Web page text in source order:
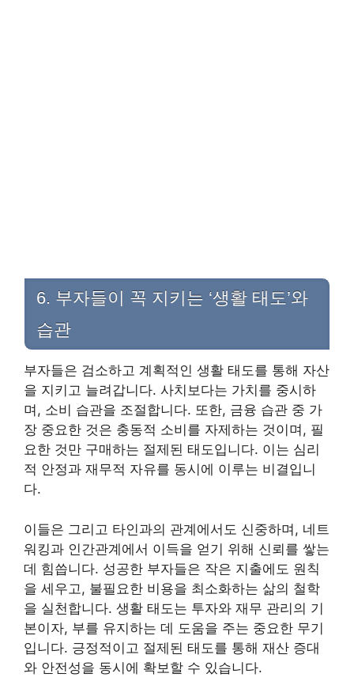
6. 부자들이 꼭 지키는 ‘생활 태도’와
습관
부자들은 검소하고 계획적인 생활 태도를 통해 자산
을 지키고 늘려갑니다. 사치보다는 가치를 중시하
며, 소비 습관을 조절합니다. 또한, 금융 습관 중 가
장 중요한 것은 충동적 소비를 자제하는 것이며, 필
요한 것만 구매하는 절제된 태도입니다. 이는 심리
적 안정과 재무적 자유를 동시에 이루는 비결입니
다.
이들은 그리고 타인과의 관계에서도 신중하며, 네트
워킹과 인간관계에서 이득을 얻기 위해 신뢰를 쌓는
데 힘씁니다. 성공한 부자들은 작은 지출에도 원칙
을 세우고, 불필요한 비용을 최소화하는 삶의 철학
을 실천합니다. 생활 태도는 투자와 재무 관리의 기
본이자, 부를 유지하는 데 도움을 주는 중요한 무기
입니다. 긍정적이고 절제된 태도를 통해 재산 증대
와 안전성을 동시에 확보할 수 있습니다.